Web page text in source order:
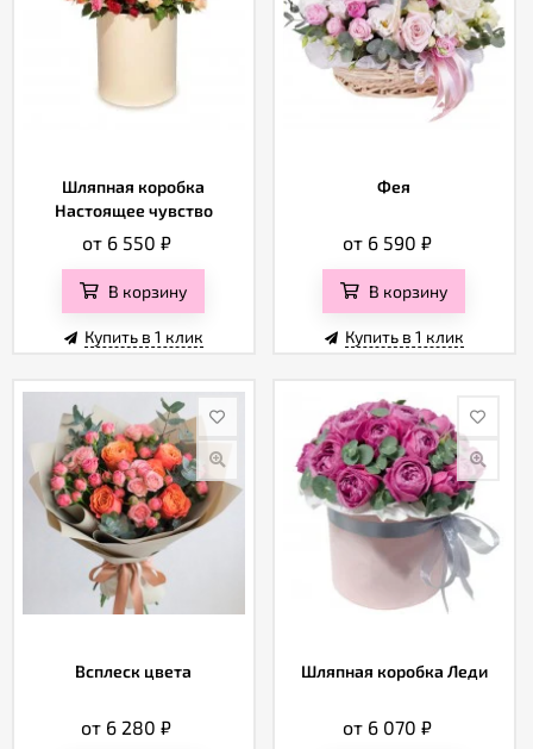
Шляпная коробка
Настоящее чувство
от 6 550 ₽
В корзину
Купить в 1 клик
Фея
от 6 590 ₽
В корзину
Купить в 1 клик
Всплеск цвета
от 6 280₽
Шляпная коробка Леди
от 6 070 ₽